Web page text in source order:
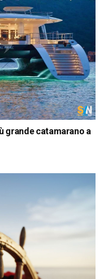
grande catamarano a